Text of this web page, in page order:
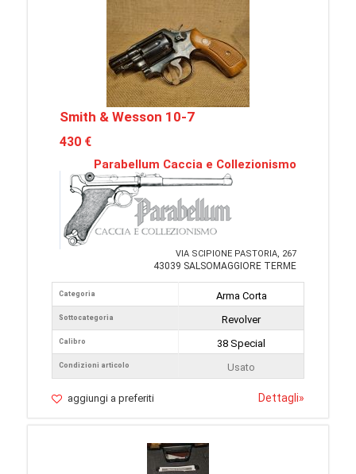
Smith & Wesson 10-7
430 €
Parabellum Caccia e Collezionismo
VIA SCIPIONE PASTORIA, 267
43039 SALSOMAGGIORE TERME
Categoria
Sottocategoria
Calibro
Condizioni articolo
Arma Corta
Revolver
38 Special
Usato
aggiungi a preferiti Dettagli»